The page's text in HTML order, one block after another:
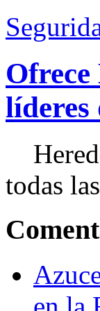
Ofrece
líderes
todas